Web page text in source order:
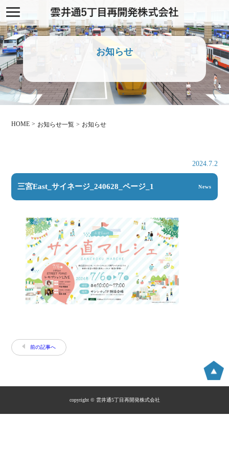
お知らせ
HOME お知らせ一覧 お知らせ
2024.7.2
三宮East_サイネージ_240628_ページ_1
前の記事へ
copyright © 雲井通5丁目再開発株式会社